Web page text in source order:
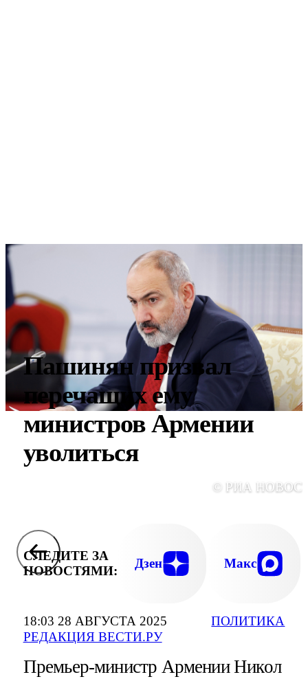
18:03 28 АВГУСТА 2025
РЕДАКЦИЯ ВЕСТИ.РУ
ПОЛИТИКА
Пашинян призвал
перечащих ему
министров Армении
уволиться
© РИА
СЛЕДИТЕ ЗА
НОВОСТЯМИ:
Дзен Макс
Премьер-министр Армении Никол